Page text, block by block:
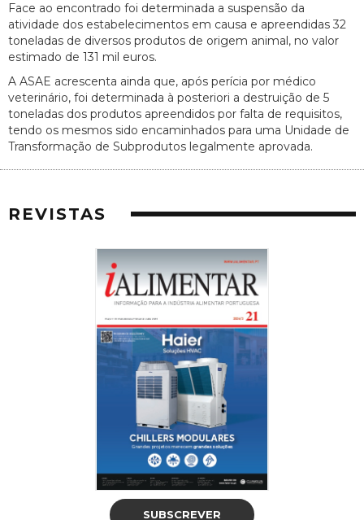
Face ao encontrado foi determinada a suspensão da
atividade dos estabelecimentos em causa e apreendidas 32
toneladas de diversos produtos de origem animal, no valor
estimado de 131 mil euros.
A ASAE acrescenta ainda que, após perícia por médico
veterinário, foi determinada à posteriori a destruição de 5
toneladas dos produtos apreendidos por falta de requisitos,
tendo os mesmos sido encaminhados para uma Unidade de
Transformação de Subprodutos legalmente aprovada.
REVISTAS
SUBSCREVER